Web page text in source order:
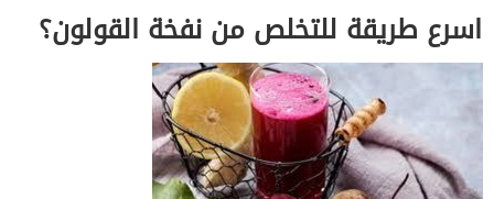
اسرع طريقة للتخلص من نفخة القولون؟